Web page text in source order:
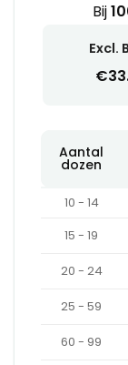
Bij
Excl.
€
Aantal
dozen
10 - 14
15 - 19
20 - 24
25 - 59
60 - 99